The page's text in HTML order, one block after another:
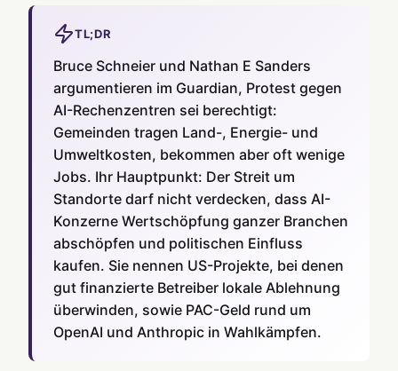
TL;DR
Bruce Schneier und Nathan E Sanders
argumentieren im Guardian, Protest gegen
AI-Rechenzentren sei berechtigt:
Gemeinden tragen Land-, Energie- und
Umweltkosten, bekommen aber oft wenige
Jobs. Ihr Hauptpunkt: Der Streit um
Standorte darf nicht verdecken, dass AI-
Konzerne Wertschöpfung ganzer Branchen
abschöpfen und politischen Einfluss
kaufen. Sie nennen US-Projekte, bei denen
gut finanzierte Betreiber lokale Ablehnung
überwinden, sowie PAC-Geld rund um
OpenAI und Anthropic in Wahlkämpfen.